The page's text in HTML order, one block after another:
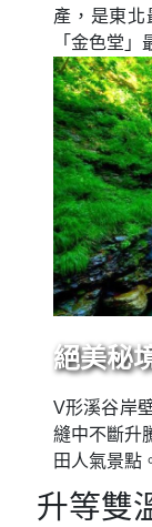
產，是東北
「金色堂」
絕美秘
V形溪谷岸
縫中不斷升
田人氣景點
升等雙